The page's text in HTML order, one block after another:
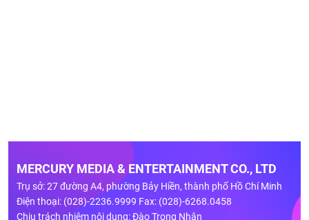
MERCURY MEDIA & ENTERTAINMENT CO., LTD
Trụ sở: 27 đường A4, phường Bảy Hiền, thành phố Hồ Chí Minh
Điện thoại: (028)-2236.9999 Fax: (028)-6268.0458
Chịu trách nhiệm nội dung: Đào Trọng Nhân